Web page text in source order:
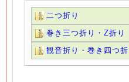
二つ折り
巻き三つ折り・Z折り
観音折り・巻き四つ